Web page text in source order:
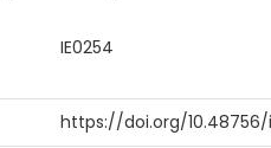
IE0254
https://doi.org/